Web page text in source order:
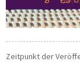
Zeitpunkt der